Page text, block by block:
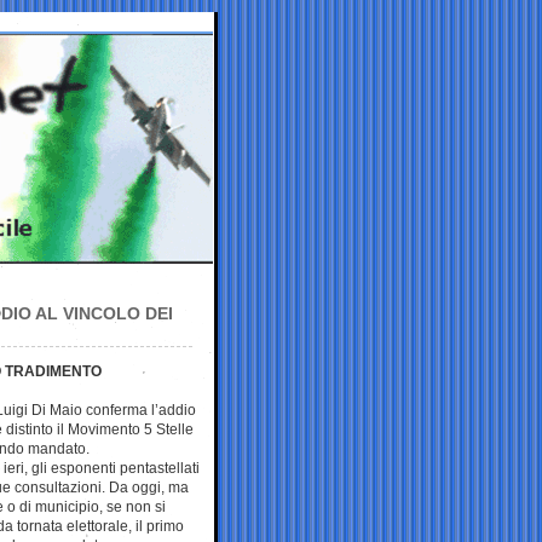
AL VINCOLO DEI
TRADIMENTO
Di Maio conferma l’addio
il Movimento 5 Stelle
mandato.
gli esponenti pentastellati
consultazioni. Da oggi, ma
di municipio, se non si
tornata elettorale, il primo